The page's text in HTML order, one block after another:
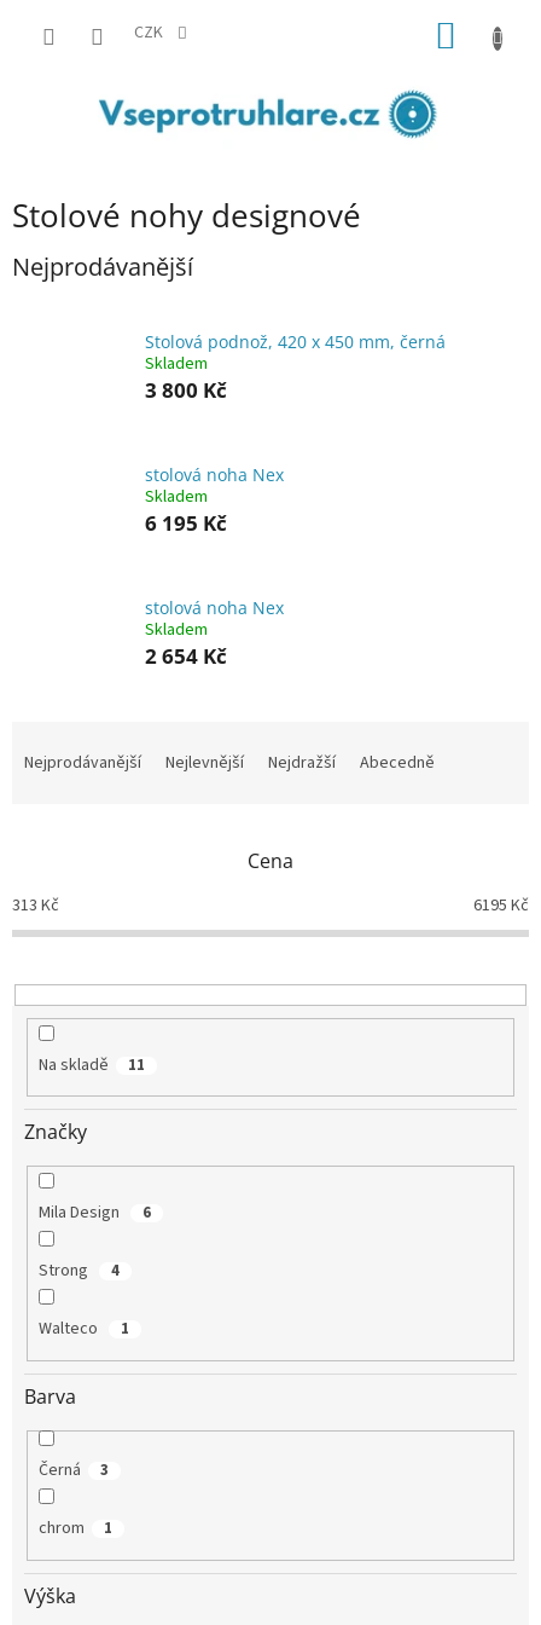
CZK
Stolové nohy designové
Nejprodávanější
Stolová podnož, 420 x 450 mm, černá
Skladem
3 800 Kč
stolová noha Nex
Skladem
6 195 Kč
stolová noha Nex
Skladem
2 654 Kč
p
r
o
u
Nejprodávanější Nejlevnější Nejdražší Abecedně
Cena
313 Kč 6195 Kč
Na skladě 11
Značky
Mila Design 6
Strong 4
Walteco 1
Barva
Černá 3
chrom 1
Výška